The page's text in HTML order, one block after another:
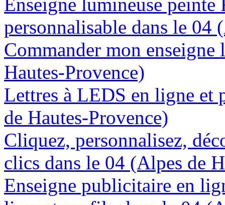
personnalisable dans le 04
Commander mon
Hautes-Provence)
Lettres à LEDS en ligne et
de Hautes-Provence)
Cliquez, personnalisez,
clics dans le 04 (Alpes de
Enseigne publicitaire en